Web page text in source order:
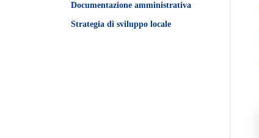
Documentazione amministrativa
Strategia di sviluppo locale